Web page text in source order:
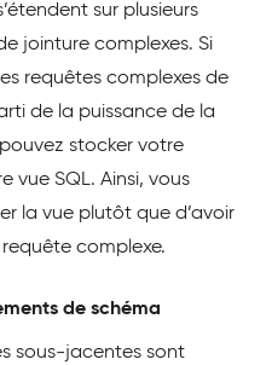
sur plusieurs
jointure complexes. Si
requêtes complexes de
de la puissance de la
stocker votre
vue SQL. Ainsi, vous
la vue plutôt que d’avoir
complexe.
de schéma
sous-jacentes sont